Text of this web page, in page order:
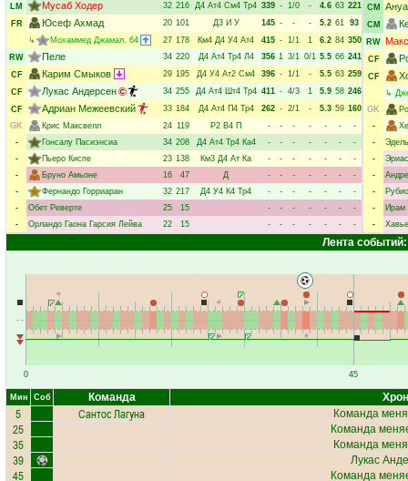
LM
Мусаб Ходер 32 216 Д4 Ат4 См4 Тр4 339 - 1/0 - 4.6 63 221
FR
Юсеф Ахмад 20 101 Д3 И У 145 - - - 5.2 61 93
↳
Мохаммед Джамал, 64 27 178 Км4 Д4 У4 Ат4 415 - 1/1 1 6.2 84 350
RW
Пеле 34 220 Д4 Ат4 Тр4 Л4 356 1 3/1 0/1 5.5 66 241
CF
Карим Смыков 29 195 Д4 У4 Ат2 См4 396 - 1/1 - 5.5 63 259
CF
Лукас Андерсен 34 255 Д4 Ат4 Шт4 Тр4 411 - 4/3 1 5.9 58 246
CF
Адриан Межеевский 33 184 Д4 Ат4 П4 Тр4 262 - 2/1 - 5.3 59 160
GK
Крис Максвелл 24 119 Р2 В4 П - - - - - -
-
-
Гонсалу Пасиэнсиа 34 208 Д4 Ат4 Тр4 Ка4 - - - - - -
-
-
Пьеро Киспе 23 138 Км3 Д4 Ат Ка - - - - - -
-
-
Бруно Амьоне 16 47 Д - - - - - -
-
-
Фернандо Горриаран 32 217 Д4 У4 К4 Тр4 - - - - - -
-
-
Обет Реверте 25 15 - - - - - -
-
-
Орландо Гаона Гарсия Лейва 22 15 - - - - - - -
CM
CM
RW
CF
CF
↳
GK
-
-
-
-
-
-
Ирам
-
Лента событий:
0 45
Мин Соб Команда
5 Сантос Лагуна Команда
25 Команда
35 Команда
39 Лукас
45 Команда